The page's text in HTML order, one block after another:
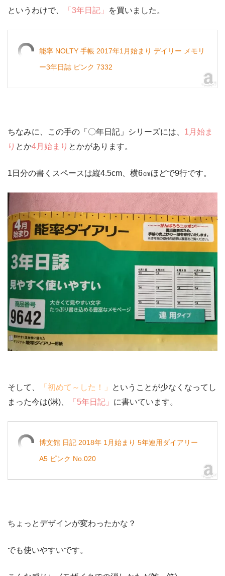
というわけで、 「3年日記」 を買いました。
能率 NOLTY 手帳 2017年1月始まり デイリー メモリ
ー3年日誌 ピンク 7332
ちなみに、この手の「〇年日記」シリーズには、 1月始ま
り とか4月始まり とかがあります。
1日分の書くスペースは縦4.5cm、横6㎝ほどで9行です。
そして、 「初めて～した！」
ということが少なくなってし
まった今は(淋)、
「5年日記」 に書いています。
博文館 日記 2018年 1月始まり 5年連用ダイアリー
A5 ピンク No.020
ちょっとデザインが変わったかな？
でも使いやすいです。